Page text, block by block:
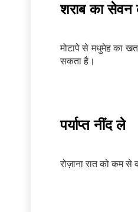
शराब का
मोटापे से मधुमेह का
सकता है।
पर्याप्त नींद ले
रोज़ाना रात को कम